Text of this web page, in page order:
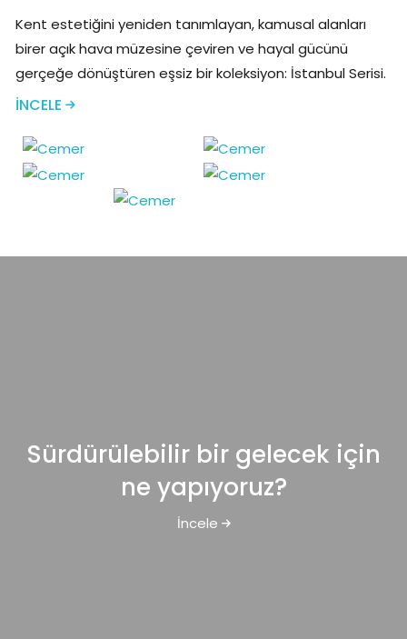
Kent estetiğini yeniden tanımlayan, kamusal alanları
birer açık hava müzesine çeviren ve hayal gücünü
gerçeğe dönüştüren eşsiz bir koleksiyon: İstanbul Serisi.
İNCELE KENT ESTETIĞINI YENIDEN TANIMLAYAN,
Sürdürülebilir bir gelecek için
ne yapıyoruz?
İncele Sürdürülebilir bir gelecek